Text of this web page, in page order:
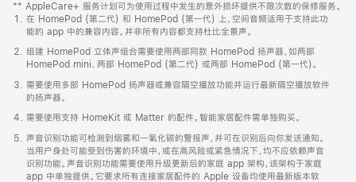
窗
口
中
打
开)
** AppleCare+ 服务计划可为使用过程中发生的意外损坏提供不限次数的保修服务。
在 HomePod (第二代) 和 HomePod (第一代) 上，空间音频适用于支持此功
能的 app 中的兼容内容。并非所有内容都支持杜比全景声。
组建 HomePod 立体声组合需要使用两部同款 HomePod 扬声器，如两部
HomePod mini、两部 HomePod (第二代) 或两部 HomePod (第一代)。
需要使用多部 HomePod 扬声器或兼容隔空播放功能并运行最新隔空播放软件
的扬声器。
需要使用支持 HomeKit 或 Matter 的配件。智能家居配件需单独购买。
声音识别功能可检测到烟雾和一氧化碳的警报声，并可在识别后向你发送通知。
当用户身处可能受到伤害的环境中，或在高风险或紧急情况下，均不应依赖声音
识别功能。声音识别功能需要使用升级更新后的家庭 app 架构，该架构于家庭
app 中单独提供。它要求所有连接家居配件的 Apple 设备均使用最新版本软